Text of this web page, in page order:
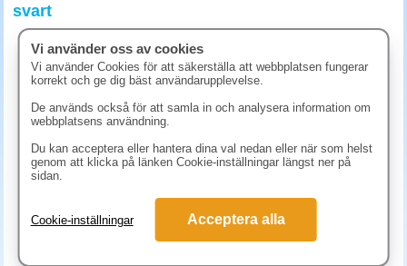
svart
373.80 kr (inkl. moms)
Vi använder oss av cookies
Vi använder Cookies för att säkerställa att webbplatsen fungerar
korrekt och ge dig bäst användarupplevelse.
De används också för att samla in och analysera information om
webbplatsens användning.
Du kan acceptera eller hantera dina val nedan eller när som helst
genom att klicka på länken Cookie-inställningar längst ner på
sidan.
Cookie-inställningar Acceptera alla